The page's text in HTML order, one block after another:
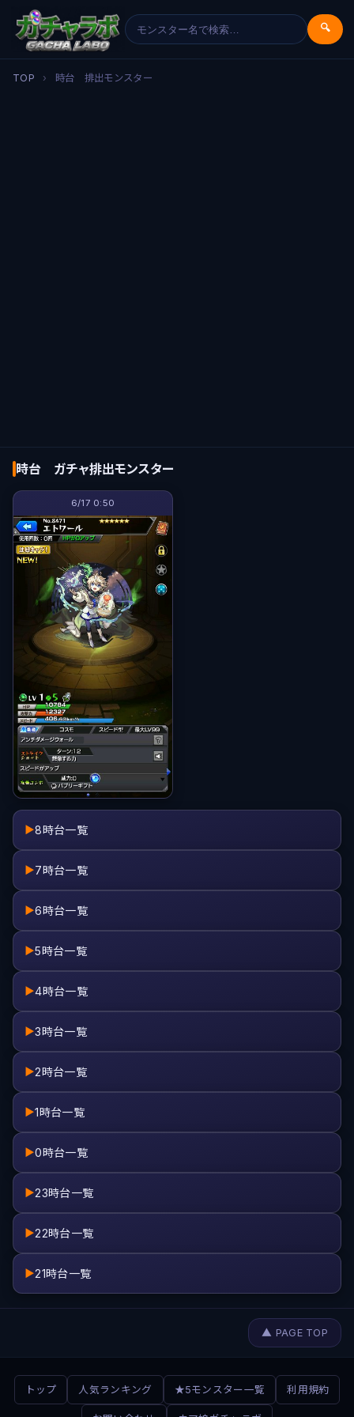
🔍
TOP › 時台 排出モンスター
時台 ガチャ排出モンスター
6/17 0:50
▶8時台一覧
▶7時台一覧
▶6時台一覧
▶5時台一覧
▶4時台一覧
▶3時台一覧
▶2時台一覧
▶1時台一覧
▶0時台一覧
▶23時台一覧
▶22時台一覧
▶21時台一覧
▲ PAGE TOP
トップ 人気ランキング ★5モンスター一覧 利用規約